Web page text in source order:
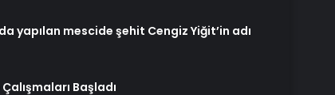
yapılan mescide şehit Cengiz Yiğit’in adı
Başladı